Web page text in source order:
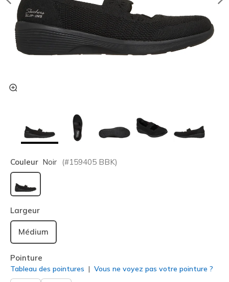
Couleur Noir (#159405 BBK)
sélectionné
Largeur
Médium
Pointure
Tableau des pointures Vous ne voyez pas votre pointure ?